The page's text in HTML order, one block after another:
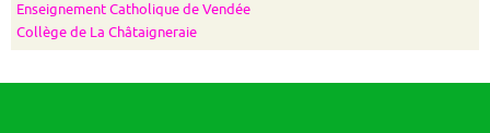
Enseignement Catholique de Vendée
Collège de La Châtaigneraie